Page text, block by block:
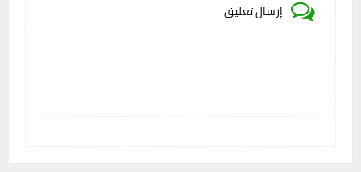
إرسال تعليق